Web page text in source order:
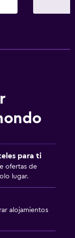
para ti
ofertas de
lugar.
alojamientos